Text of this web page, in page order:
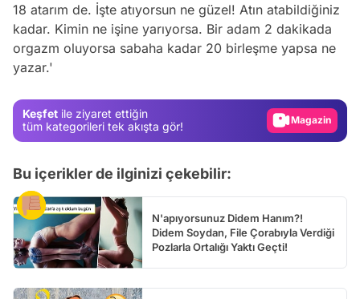
18 atarım de. İşte atıyorsun ne güzel! Atın atabildiğiniz
kadar. Kimin ne işine yarıyorsa. Bir adam 2 dakikada
orgazm oluyorsa sabaha kadar 20 birleşme yapsa ne
yazar.'
Keşfet ile ziyaret ettiğin
tüm kategorileri tek akışta gör!
Video
Video
Bu içerikler de ilginizi çekebilir:
N'apıyorsunuz Didem Hanım?!
Didem Soydan, File Çorabıyla Verdiği
Pozlarla Ortalığı Yaktı Geçti!